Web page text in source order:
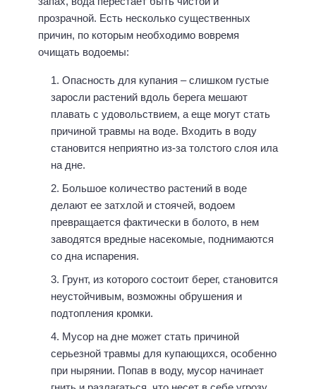
прозрачной. Есть несколько существенных
причин, по которым необходимо вовремя
очищать водоемы:
Опасность для купания – слишком густые
заросли растений вдоль берега мешают
плавать с удовольствием, а еще могут стать
причиной травмы на воде. Входить в воду
становится неприятно из-за толстого слоя ила
на дне.
Большое количество растений в воде
делают ее затхлой и стоячей, водоем
превращается фактически в болото, в нем
заводятся вредные насекомые, поднимаются
со дна испарения.
Грунт, из которого состоит берег, становится
неустойчивым, возможны обрушения и
подтопления кромки.
Мусор на дне может стать причиной
серьезной травмы для купающихся, особенно
при нырянии. Попав в воду, мусор начинает